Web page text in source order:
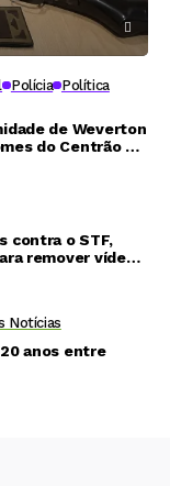
Polícia Política
de Weverton
do Centrão e
contra o STF,
remover vídeos
Notícias
anos entre